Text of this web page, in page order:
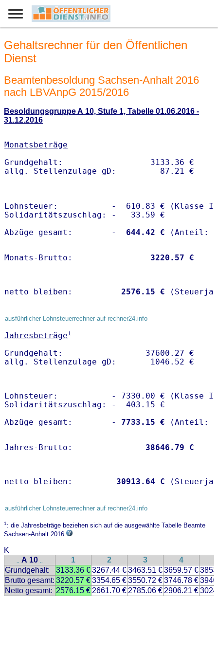
Gehaltsrechner für den Öffentlichen
Dienst
Beamtenbesoldung Sachsen-Anhalt 2016
nach LBVAnpG 2015/2016
Besoldungsgruppe A 10, Stufe 1, Tabelle 01.06.2016 -
31.12.2016
Monatsbeträge
Grundgehalt:                  3133.36 €
Lohnsteuer:           -  610.83 € (Klasse I)
Solidaritätszuschlag: -   33.59 €
Abzüge gesamt:        -
  644.42 €
Monats-Brutto: 3220.57 €
netto bleiben: 2576.15 €
ausführlicher Lohnsteuerrechner auf rechner24.info
Jahresbeträge1
Grundgehalt:                 37600.27 €
Lohnsteuer:           - 7330.00 € (Klasse I)
Solidaritätszuschlag: -  403.15 €
Abzüge gesamt:        -
7733.15 €
Jahres-Brutto: 38646.79 €
netto bleiben: 30913.64 €
ausführlicher Lohnsteuerrechner auf rechner24.info
1: die Jahresbeträge beziehen sich auf die ausgewählte Tabelle Beamte
Sachsen-Anhalt 2016
K
.. A 10 .. 1 2 3 4
Grundgehalt:
3133.36 €3267.44 €3463.51 €3659.57 €
Brutto gesamt: 3220.57 €3354.65 €3550.72 €3746.78 €
Netto gesamt: 2576.15 € 2661.70 € 2785.06 € 2906.21 €